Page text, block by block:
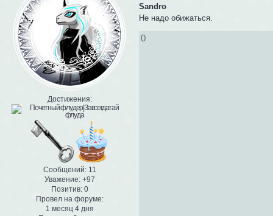
Достижения:
Сообщений:11
Уважение: +97
Позитив: 0
Провел на форуме:
1 месяц 4 дня
Sandro
Не надо обижаться.
0